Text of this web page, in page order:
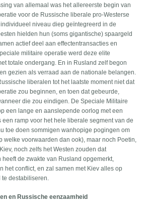
van allemaal was het allereerste begin van
voor de Russische liberale pro-Westerse
niveau diep geïntegreerd in de
hielden hun (soms gigantische) spaargeld
actief deel aan effectentransacties en
militaire operatie werd deze elite
totale ondergang. En in Rusland zelf begon
gezien als verraad aan de nationale belangen.
liberalen tot het laatste moment niet dat
zou beginnen, en toen dat gebeurde,
die zou eindigen. De Speciale Militaire
een lange en aanslepende oorlog met een
ramp voor het hele liberale segment van de
toe doen sommigen wanhopige pogingen om
welke voorwaarden dan ook), maar noch Poetin,
noch zelfs het Westen zouden dat
de zwakte van Rusland opgemerkt,
het conflict, en zal samen met Kiev alles op
destabiliseren.
en Russische eenzaamheid